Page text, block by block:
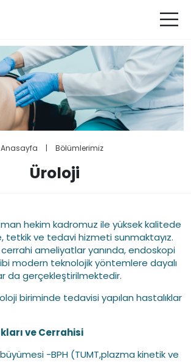
Anasayfa | Bölümlerimiz
Üroloji
hekim kadromuz ile yüksek kalitede
tetkik ve tedavi hizmeti sunmaktayız.
cerrahi ameliyatlar yanında, endoskopi
modern teknolojik yöntemlere dayalı
da gerçekleştirilmektedir.
biriminde tedavisi yapılan hastalıklar
ve Cerrahisi
-BPH (TUMT,plazma kinetik ve